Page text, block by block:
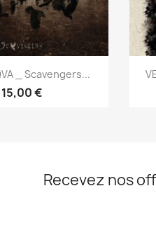
rapide
_ Scavengers...
15,00 €
Recevez nos